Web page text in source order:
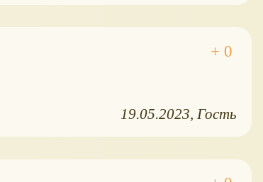
19.05.2023 Гость